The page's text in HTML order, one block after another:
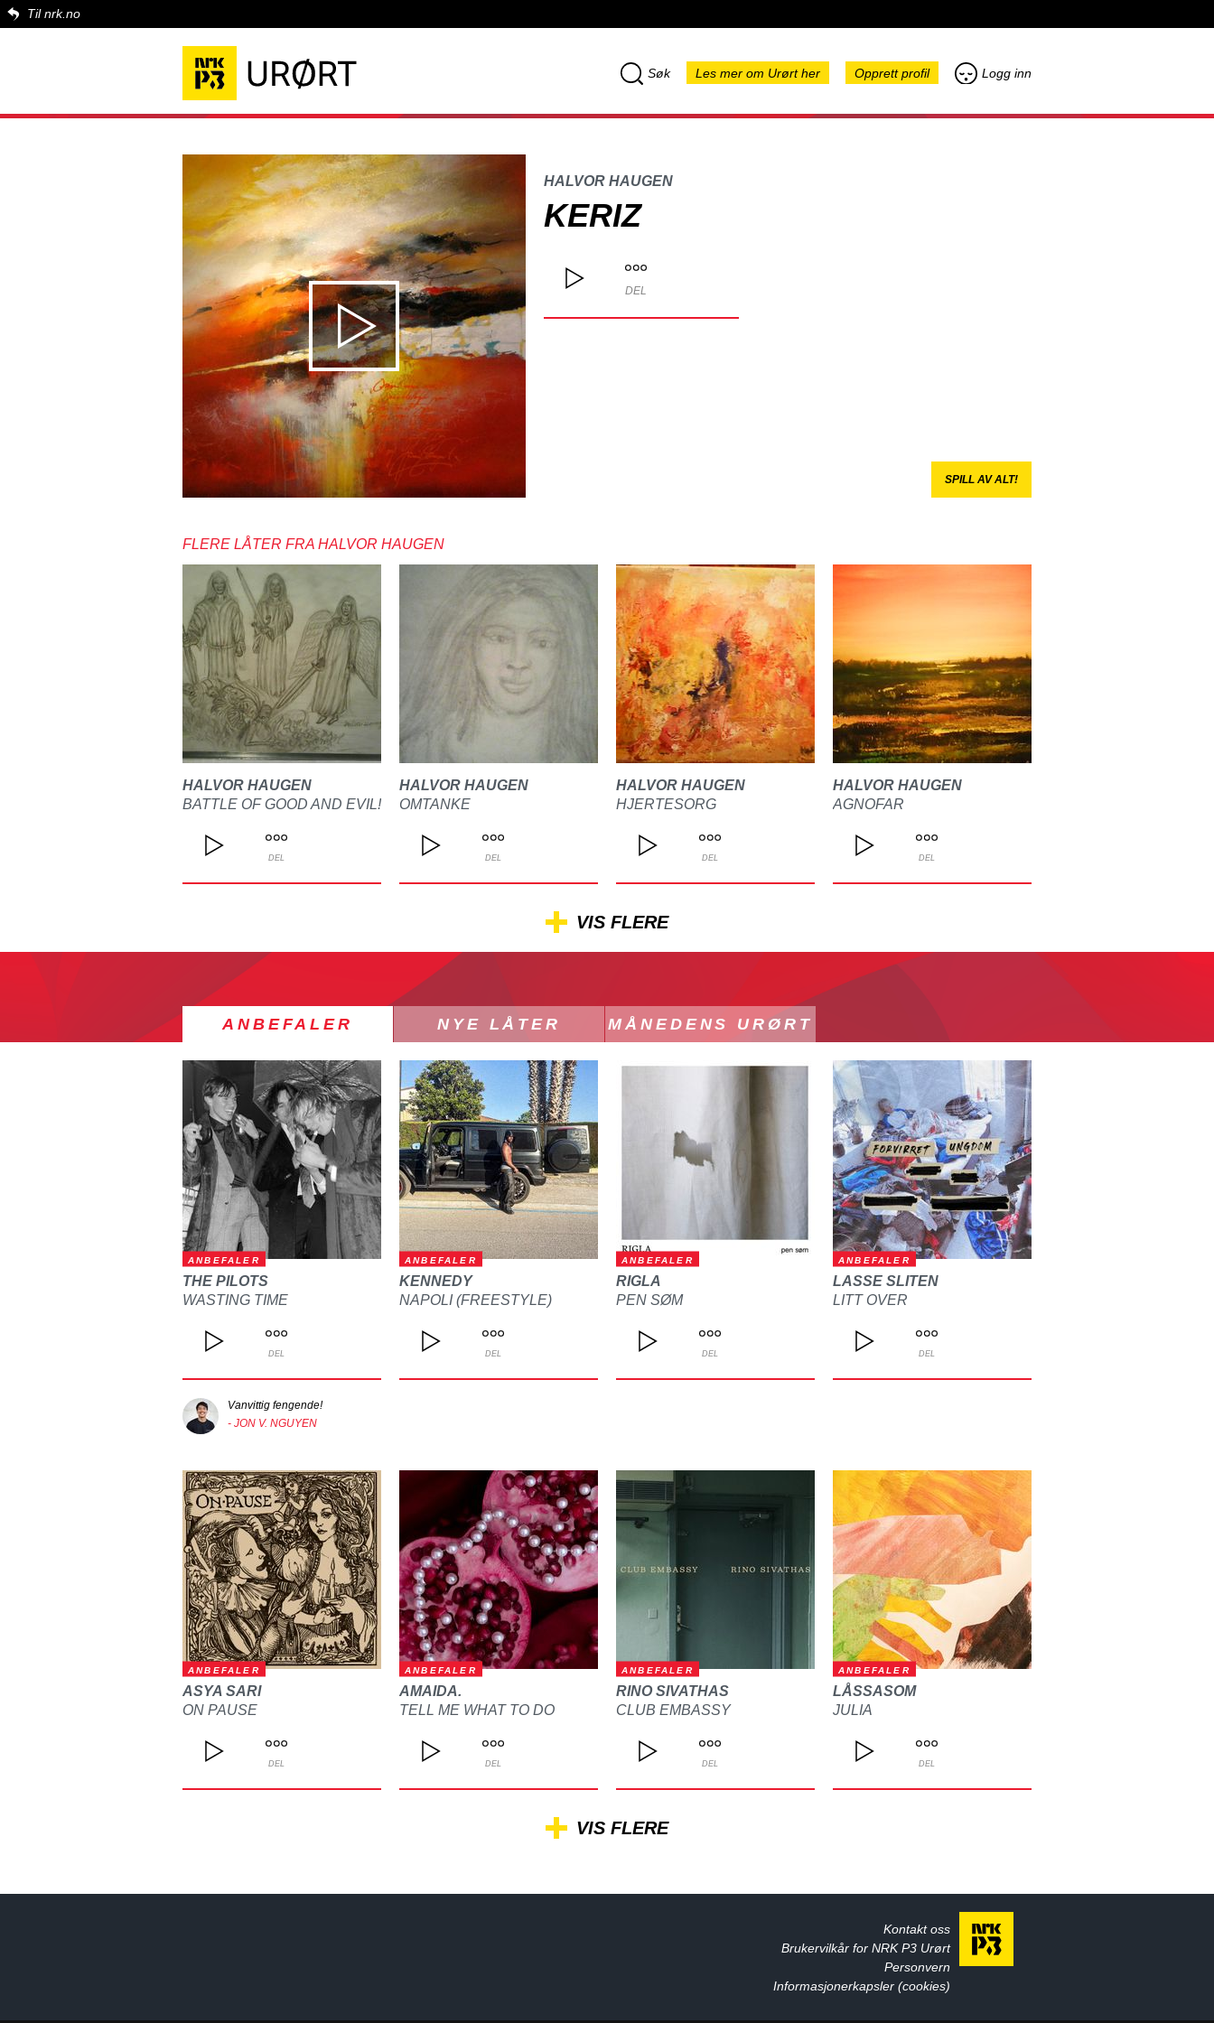
Til nrk.no
Søk Les mer om Urørt her Opprett profil Logg inn
HALVOR HAUGEN
KERIZ
DEL
SPILL AV ALT!
FLERE LÅTER FRA HALVOR HAUGEN
HALVOR HAUGEN
BATTLE OF GOOD AND EVIL!
DEL
HALVOR HAUGEN
OMTANKE
DEL
HALVOR HAUGEN
HJERTESORG
DEL
HALVOR HAUGEN
AGNOFAR
DEL
VIS FLERE
ANBEFALER NYE LÅTER MÅNEDENS URØRT
ANBEFALER
THE PILOTS
WASTING TIME
DEL
Vanvittig fengende!
- JON V. NGUYEN
ANBEFALER
KENNEDY
NAPOLI (FREESTYLE)
DEL
ANBEFALER
RIGLA
PEN SØM
DEL
ANBEFALER
LASSE SLITEN
LITT OVER
DEL
ANBEFALER
ASYA SARI
ON PAUSE
DEL
ANBEFALER
AMAIDA.
TELL ME WHAT TO DO
DEL
ANBEFALER
RINO SIVATHAS
CLUB EMBASSY
DEL
ANBEFALER
LÅSSASOM
JULIA
DEL
VIS FLERE
Kontakt oss
Brukervilkår for NRK P3 Urørt
Personvern
Informasjonerkapsler (cookies)